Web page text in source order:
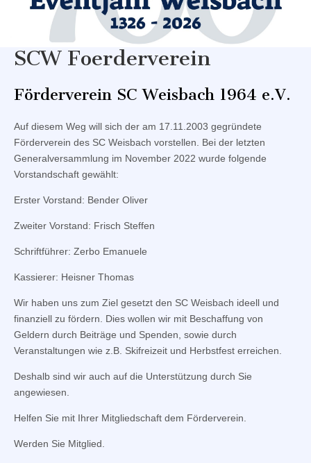
SCW Foerderverein
Förderverein SC Weisbach 1964 e.V.
Auf diesem Weg will sich der am 17.11.2003 gegründete
Förderverein des SC Weisbach vorstellen. Bei der letzten
Generalversammlung im November 2022 wurde folgende
Vorstandschaft gewählt:
Erster Vorstand: Bender Oliver
Zweiter Vorstand: Frisch Steffen
Schriftführer: Zerbo Emanuele
Kassierer: Heisner Thomas
Wir haben uns zum Ziel gesetzt den SC Weisbach ideell und
finanziell zu fördern. Dies wollen wir mit Beschaffung von
Geldern durch Beiträge und Spenden, sowie durch
Veranstaltungen wie z.B. Skifreizeit und Herbstfest erreichen.
Deshalb sind wir auch auf die Unterstützung durch Sie
angewiesen.
Helfen Sie mit Ihrer Mitgliedschaft dem Förderverein.
Werden Sie Mitglied.